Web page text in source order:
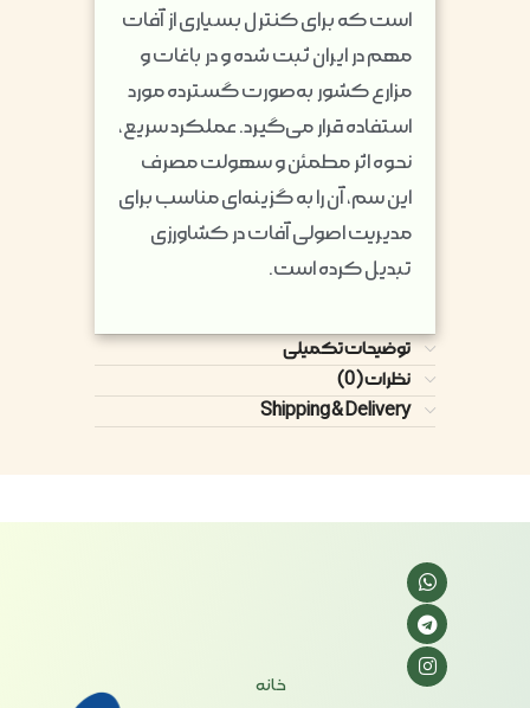
است که برای کنترل بسیاری از آفات
مهم در ایران ثبت شده و در باغات و
مزارع کشور به‌صورت گسترده مورد
استفاده قرار می‌گیرد. عملکرد سریع،
نحوه اثر مطمئن و سهولت مصرف
این سم، آن را به گزینه‌ای مناسب برای
مدیریت اصولی آفات در کشاورزی
تبدیل کرده است.
توضیحات تکمیلی
نظرات (0)
Shipping & Delivery
خانه